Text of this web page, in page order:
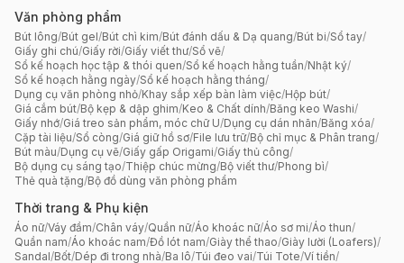
Văn phòng phẩm
Bút lông/Bút gel/Bút chì kim/Bút đánh dấu & Dạ quang/Bút bi/Sổ tay/
Giấy ghi chú/Giấy rời/Giấy viết thư/Sổ vẽ/
Sổ kế hoạch học tập & thói quen/Sổ kế hoạch hằng tuần/Nhật ký/
Sổ kế hoạch hằng ngày/Sổ kế hoạch hằng tháng/
Dụng cụ văn phòng nhỏ/Khay sắp xếp bàn làm việc/Hộp bút/
Giá cắm bút/Bộ kẹp & dập ghim/Keo & Chất dính/Băng keo Washi/
Giấy nhớ/Giá treo sản phẩm, móc chữ U/Dụng cụ dán nhãn/Băng xóa/
Cặp tài liệu/Sổ còng/Giá giữ hồ sơ/File lưu trữ/Bộ chỉ mục & Phân trang/
Bút màu/Dụng cụ vẽ/Giấy gấp Origami/Giấy thủ công/
Bộ dụng cụ sáng tạo/Thiệp chúc mừng/Bộ viết thư/Phong bì/
Thẻ quà tặng/Bộ đồ dùng văn phòng phẩm
Thời trang & Phụ kiện
Áo nữ/Váy đầm/Chân váy/Quần nữ/Áo khoác nữ/Áo sơ mi/Áo thun/
Quần nam/Áo khoác nam/Đồ lót nam/Giày thể thao/Giày lười (Loafers)/
Sandal/Bốt/Dép đi trong nhà/Ba lô/Túi đeo vai/Túi Tote/Ví tiền/